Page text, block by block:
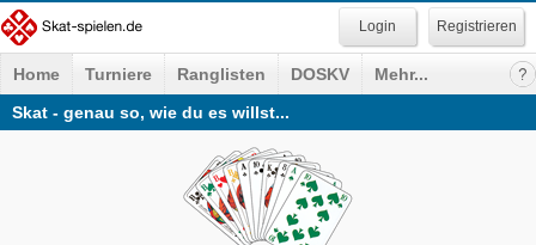
Registrieren
Home Turniere Ranglisten DOSKV
Mehr...
Skat - genau so, wie du es willst...